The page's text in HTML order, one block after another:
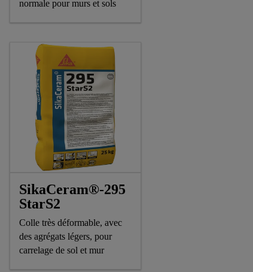
normale pour murs et sols
SikaCeram®-295
StarS2
Colle très déformable, avec
des agrégats légers, pour
carrelage de sol et mur